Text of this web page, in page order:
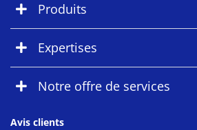
Produits
Expertises
Notre offre de services
Avis clients